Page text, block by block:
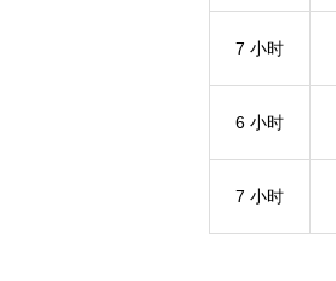
7 小时
6 小时
7 小时